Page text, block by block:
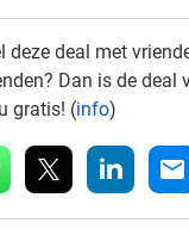
deze deal met
Dan is de deal
gratis! (info)
linkedin mail